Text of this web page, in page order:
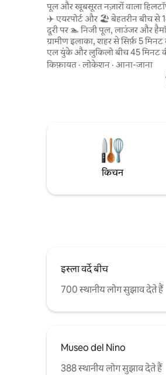
पूल और खूबसूरत नज़ारों वाला
एयरपोर्ट से 18 मिनट की दूरी पर
✈️ एयरपोर्ट और 🏖️ बेहतरीन बीच से
दूरी पर 🏊 निजी पूल, लाउंजर और
ग्रामीण इलाका, शहर से सिर्फ़ 5 मिनट
एल युंके और लुकिलो बीच 45 मिनट
समुद्र और पहाड़ों के नज़ारों वाला
क्वीन बेड + पुल-आउट फ़ुल बेड (4
🍽 4 लोगों के लिए इनडोर +
टीवी और गेटेड पार्किंग 🪑 बीच की
और बीच के तौलिए
किफ़ायत ·लोकेशन · आना-जाना
किचन
इस्ला वर्दे बीच
700 स्थानीय लोग सुझाव देते हैं
Museo del Nino
388 स्थानीय लोग सुझाव देते हैं